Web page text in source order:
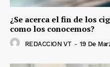
¿Se acerca el fin de los
como los conocemos?
REDACCION VT - 19 De